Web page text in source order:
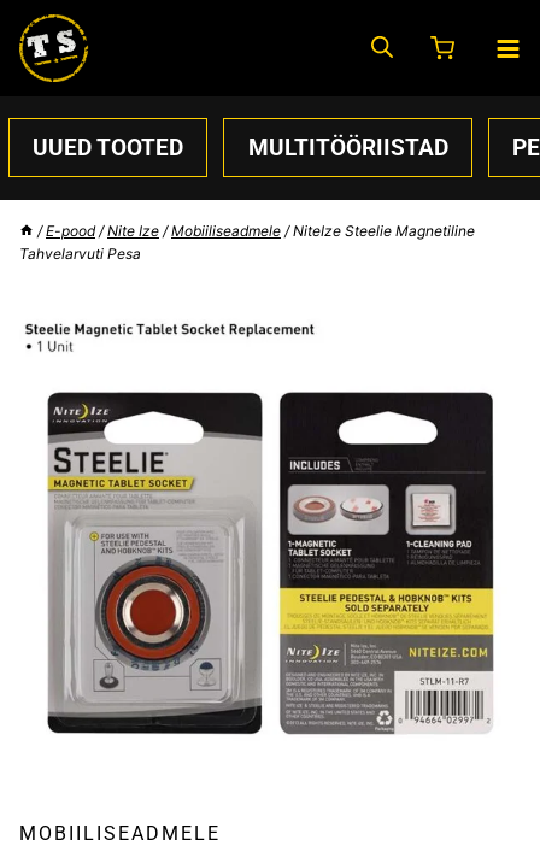
content
UUED TOOTED MULTITÖÖRIISTAD
/ E-pood / Nite Ize / Mobiiliseadmele / NiteIze Steelie Magnetiline
Tahvelarvuti Pesa
MOBIILISEADMELE